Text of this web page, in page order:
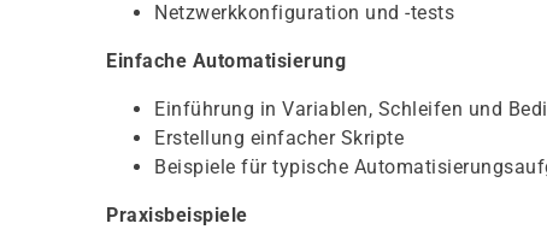
Netzwerkkonfiguration und -tests
Einfache Automatisierung
Einführung in Variablen, Schleifen und
Erstellung einfacher Skripte
Beispiele für typische
Praxisbeispiele